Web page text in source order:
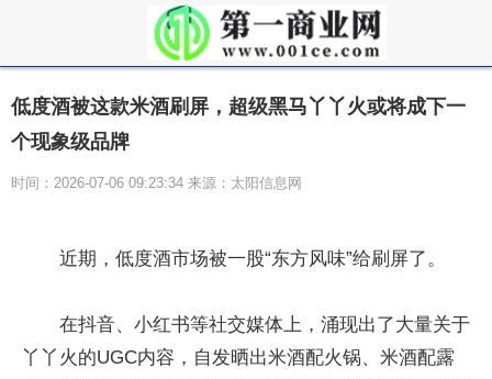
低度酒被这款米酒刷屏，超级黑马丫丫火或将成下一
个现象级品牌
时间：2026-07-06 09:23:34 来源：太阳信息网
近期，低度酒市场被一股“东方风味”给刷屏了。
在抖音、小红书等社交媒体上，涌现出了大量关于
丫丫火的UGC内容，自发晒出米酒配火锅、米酒配露